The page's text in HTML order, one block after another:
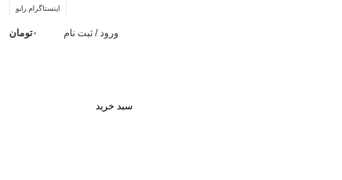
اینستاگرام رابو
ورود / ثبت نام ۰تومان
سبد خرید